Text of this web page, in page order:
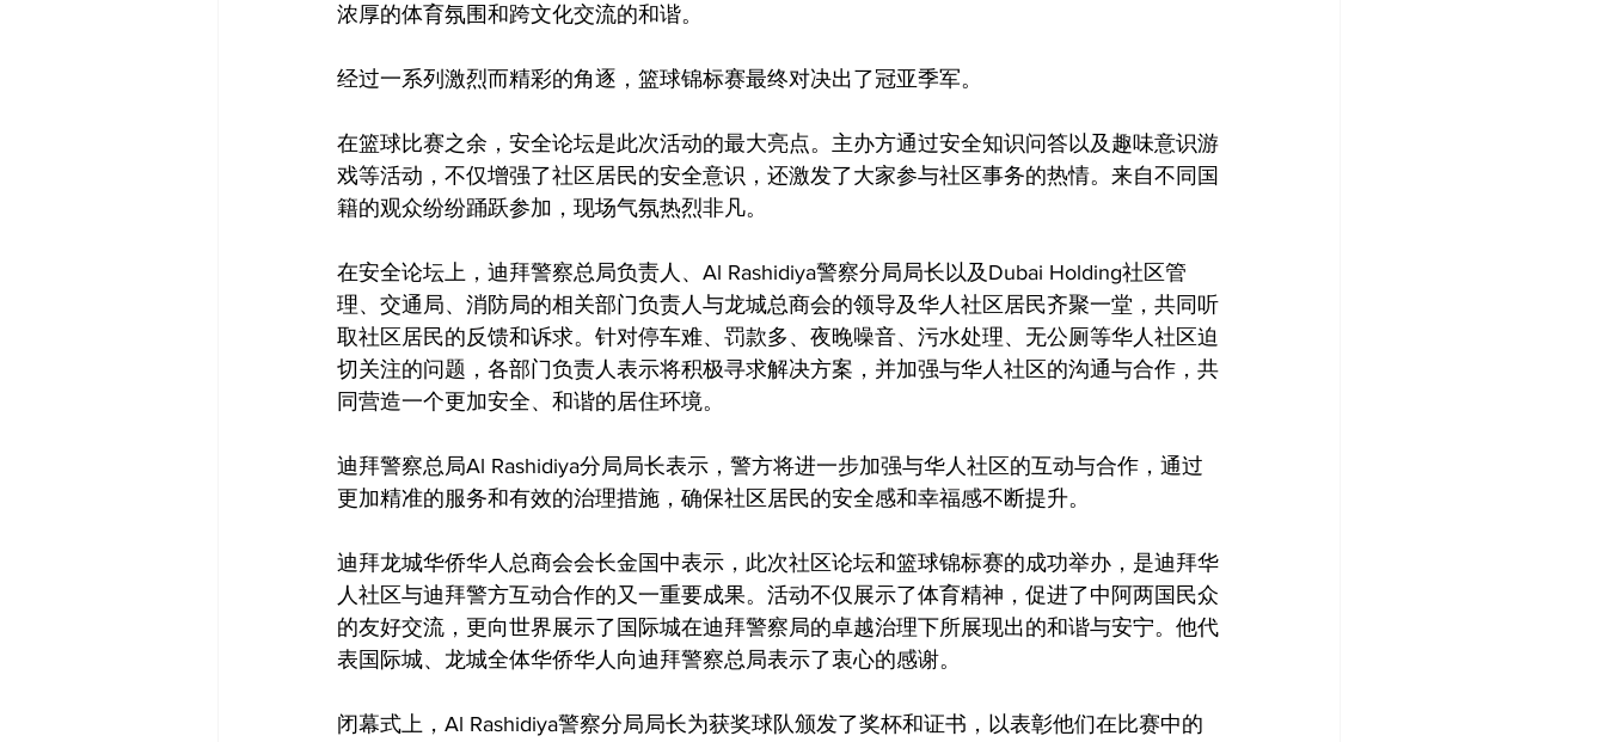
浓厚的体育氛围和跨文化交流的和谐。
经过一系列激烈而精彩的角逐，篮球锦标赛最终对决出了冠亚季军。
在篮球比赛之余，安全论坛是此次活动的最大亮点。主办方通过安全知识问答以及趣味意识游
戏等活动，不仅增强了社区居民的安全意识，还激发了大家参与社区事务的热情。来自不同国
籍的观众纷纷踊跃参加，现场气氛热烈非凡。
在安全论坛上，迪拜警察总局负责人、Al Rashidiya警察分局局长以及Dubai Holding社区管
理、交通局、消防局的相关部门负责人与龙城总商会的领导及华人社区居民齐聚一堂，共同听
取社区居民的反馈和诉求。针对停车难、罚款多、夜晚噪音、污水处理、无公厕等华人社区迫
切关注的问题，各部门负责人表示将积极寻求解决方案，并加强与华人社区的沟通与合作，共
同营造一个更加安全、和谐的居住环境。
迪拜警察总局Al Rashidiya分局局长表示，警方将进一步加强与华人社区的互动与合作，通过
更加精准的服务和有效的治理措施，确保社区居民的安全感和幸福感不断提升。
迪拜龙城华侨华人总商会会长金国中表示，此次社区论坛和篮球锦标赛的成功举办，是迪拜华
人社区与迪拜警方互动合作的又一重要成果。活动不仅展示了体育精神，促进了中阿两国民众
的友好交流，更向世界展示了国际城在迪拜警察局的卓越治理下所展现出的和谐与安宁。他代
表国际城、龙城全体华侨华人向迪拜警察总局表示了衷心的感谢。
闭幕式上，Al Rashidiya警察分局局长为获奖球队颁发了奖杯和证书，以表彰他们在比赛中的